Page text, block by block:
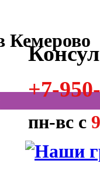
+7-
пн-вс с